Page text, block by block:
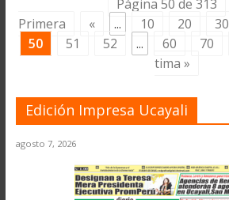
Página 50 de 313
Primera
« ... 10 20 30
50
51 52 ... 60 70
tima »
Edición Impresa Ucayali
agosto 7, 2026